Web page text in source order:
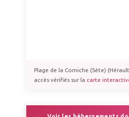
Plage de la Corniche (Sète)
accès vérifiés sur la carte